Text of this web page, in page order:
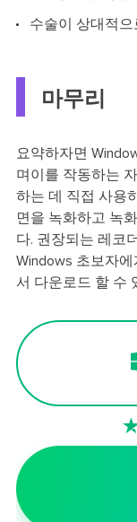
수술이 상대적으
마무리
요약하자면
며이를 작동하는
하는 데 직접 사용
면을 녹화하고 녹
다. 권장되는 레코
Windows 초보자에
서 다운로드 할 수